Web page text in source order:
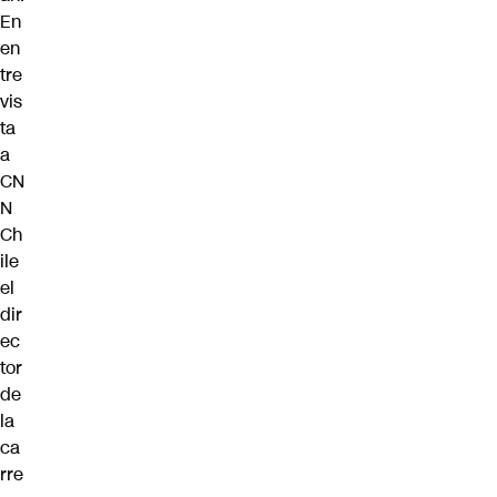
En
en
tre
vis
ta
a
CN
N
Ch
ile
el
dir
ec
tor
de
la
ca
rre